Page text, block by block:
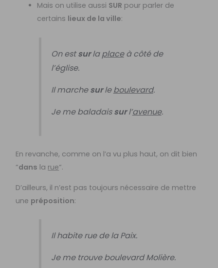
Mais on utilise aussi SUR pour parler de
certains lieux de la ville:
On estsurlaplaceà côté de
l’église.
Il marchesurleboulevard.
Je me baladaissurl’avenue.
En revanche, comme on l’a vu plus haut, on dit bien
“dans la rue“.
D’ailleurs, il n’est pas toujours nécessaire de mettre
une préposition:
Il habite rue de la Paix.
Je me trouve boulevard Molière.